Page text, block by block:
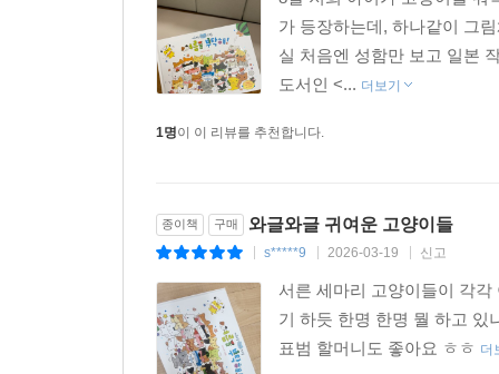
8살 저희 아이가 고양이를 워
가 등장하는데, 하나같이 그
실 처음엔 성함만 보고 일본
종이책 구매 와글와글 귀여운 고양이들
| s*****9 2026-03-19 | 신고
서른 세마리 고양이들이 각
기 하듯 한명 한명 뭘 하고 있